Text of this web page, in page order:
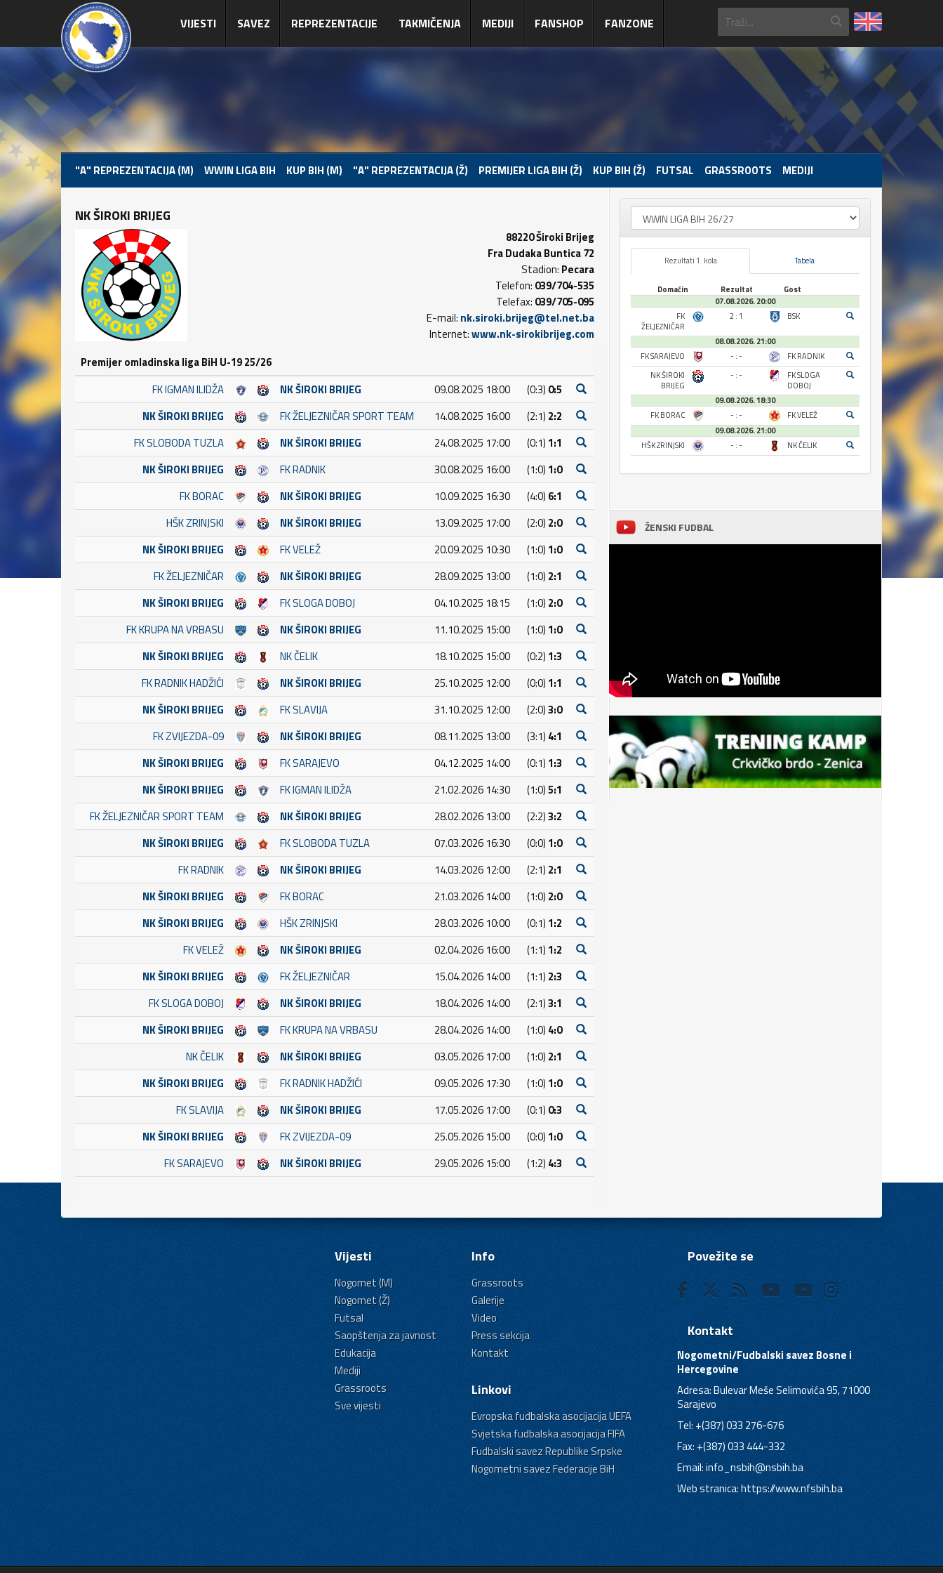
VIJESTI SAVEZ REPREZENTACIJE TAKMIČENJA MEDIJI FANSHOP FANZONE
"A" REPREZENTACIJA (M) WWIN LIGA BIH KUP BIH (M) "A" REPREZENTACIJA (Ž) PREMIJER LIGA BIH (Ž) KUP BIH (Ž) FUTSAL GRASSROOTS MEDIJI
NK ŠIROKI BRIJEG
88220 Široki Brijeg
Fra Dudaka Buntica 72
Stadion: Pecara
Telefon: 039/704-535
Telefax: 039/705-095
E-mail: nk.siroki.brijeg@tel.net.ba
Internet:www.nk-sirokibrijeg.com
Premijer omladinska liga BiH U-19 25/26
FK IGMAN ILIDŽA
NK ŠIROKI BRIJEG 09.08.2025 18:00 (0:3) 0:5
NK ŠIROKI BRIJEG
FK ŽELJEZNIČAR SPORT TEAM 14.08.2025 16:00 (2:1) 2:2
FK SLOBODA TUZLA
NK ŠIROKI BRIJEG 24.08.2025 17:00 (0:1) 1:1
NK ŠIROKI BRIJEG
FK RADNIK 30.08.2025 16:00 (1:0) 1:0
FK BORAC
NK ŠIROKI BRIJEG 10.09.2025 16:30 (4:0) 6:1
HŠK ZRINJSKI
NK ŠIROKI BRIJEG 13.09.2025 17:00 (2:0) 2:0
NK ŠIROKI BRIJEG
FK VELEŽ 20.09.2025 10:30 (1:0) 1:0
FK ŽELJEZNIČAR
NK ŠIROKI BRIJEG 28.09.2025 13:00 (1:0) 2:1
NK ŠIROKI BRIJEG
FK SLOGA DOBOJ 04.10.2025 18:15 (1:0) 2:0
FK KRUPA NA VRBASU
NK ŠIROKI BRIJEG 11.10.2025 15:00 (1:0) 1:0
NK ŠIROKI BRIJEG
NK ČELIK 18.10.2025 15:00 (0:2) 1:3
FK RADNIK HADŽIĆI
NK ŠIROKI BRIJEG 25.10.2025 12:00 (0:0) 1:1
NK ŠIROKI BRIJEG
FK SLAVIJA 31.10.2025 12:00 (2:0)3:0
FK ZVIJEZDA-09
NK ŠIROKI BRIJEG 08.11.2025 13:00 (3:1) 4:1
NK ŠIROKI BRIJEG
FK SARAJEVO 04.12.2025 14:00 (0:1) 1:3
NK ŠIROKI BRIJEG
FK IGMAN ILIDŽA 21.02.2026 14:30 (1:0)5:1
FK ŽELJEZNIČAR SPORT TEAM
NK ŠIROKI BRIJEG 28.02.2026 13:00 (2:2)3:2
NK ŠIROKI BRIJEG
FK SLOBODA TUZLA 07.03.2026 16:30 (0:0) 1:0
FK RADNIK
NK ŠIROKI BRIJEG 14.03.2026 12:00 (2:1) 2:1
NK ŠIROKI BRIJEG
FK BORAC 21.03.2026 14:00 (1:0) 2:0
NK ŠIROKI BRIJEG
HŠK ZRINJSKI 28.03.2026 10:00 (0:1) 1:2
FK VELEŽ
NK ŠIROKI BRIJEG 02.04.2026 16:00 (1:1) 1:2
NK ŠIROKI BRIJEG
FK ŽELJEZNIČAR 15.04.2026 14:00 (1:1) 2:3
FK SLOGA DOBOJ
NK ŠIROKI BRIJEG 18.04.2026 14:00 (2:1)3:1
NK ŠIROKI BRIJEG
FK KRUPA NA VRBASU 28.04.2026 14:00 (1:0) 4:0
NK ČELIK
NK ŠIROKI BRIJEG 03.05.2026 17:00 (1:0) 2:1
NK ŠIROKI BRIJEG
FK RADNIK HADŽIĆI 09.05.2026 17:30 (1:0) 1:0
FK SLAVIJA
NK ŠIROKI BRIJEG 17.05.2026 17:00 (0:1) 0:3
NK ŠIROKI BRIJEG
FK ZVIJEZDA-09 25.05.2026 15:00 (0:0) 1:0
FK SARAJEVO
NK ŠIROKI BRIJEG 29.05.2026 15:00 (1:2) 4:3
Rezultati 1. kola Tabela
Domaćin Rezultat
Gost
07.08.2026. 20:00
FK
ŽELJEZNIČAR
2 : 1 BSK
08.08.2026. 21:00
FK SARAJEVO
- : -
FK RADNIK
NK ŠIROKI
BRIJEG
- : -
FK SLOGA
DOBOJ
09.08.2026. 18:30
FK BORAC
- : -
FK VELEŽ
09.08.2026. 21:00
HŠK ZRINJSKI
- : - NK ČELIK
ŽENSKI FUDBAL
Vijesti
Nogomet (M)
Nogomet (Ž)
Futsal
Saopštenja za javnost
Edukacija
Mediji
Grassroots
Sve vijesti
Info
Grassroots
Galerije
Video
Press sekcija
Kontakt
Linkovi
Evropska fudbalska asocijacija UEFA
Svjetska fudbalska asocijacija FIFA
Fudbalski savez Republike Srpske
Nogometni savez Federacije BiH
Povežite se
Kontakt
Nogometni/Fudbalski savez Bosne i
Hercegovine
Adresa: Bulevar Meše Selimovića 95, 71000
Sarajevo
Tel: +(387) 033 276-676
Fax: +(387) 033 444-332
Email:info_nsbih@nsbih.ba
Web stranica: https://www.nfsbih.ba